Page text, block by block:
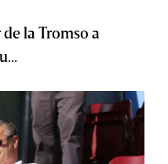
la Tromso a